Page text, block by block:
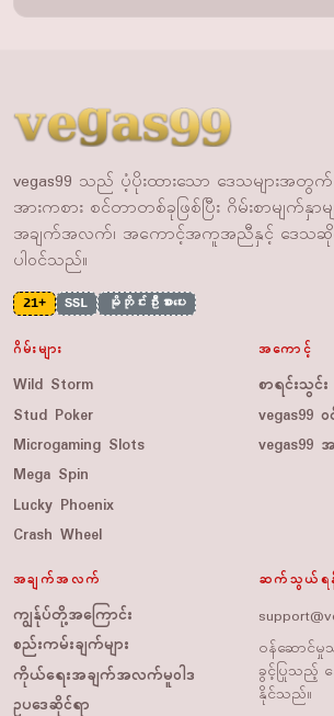
vegas99 သည် ပံ့ပိုးထားသော ဒေသများအတွ
အားကစား စင်တာတစ်ခုဖြစ်ပြီး ဂိမ်းစာမျက်နှာမျ
အချက်အလက်၊ အကောင့်အကူအညီနှင့် ဒေသဆိုင်ရ
ပါဝင်သည်။
21+ SSL မိုဘိုင်းဦးစားပေး
ဂိမ်းများ
Wild Storm
Stud Poker
Microgaming Slots
Mega Spin
Lucky Phoenix
Crash Wheel
အကောင့်
စာရင်းသွင်း
vegas99
vegas99
အချက်အလက်
ကျွန်ုပ်တို့အကြောင်း
စည်းကမ်းချက်များ
ကိုယ်ရေးအချက်အလက်မူဝါဒ
ဥပဒေဆိုင်ရာ
ဆက်သွယ်ရ
ဝန်ဆောင်
ခွင့်ပြုသည့် န
နိုင်သည်။